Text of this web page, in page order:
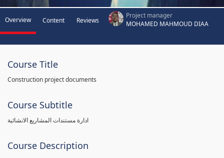
Overview Content Reviews
Project manager
MOHAMED MAHMOUD DIAA
Course Title
Construction project documents
Course Subtitle
ادارة مستندات المشاريع الانشائية
Course Description